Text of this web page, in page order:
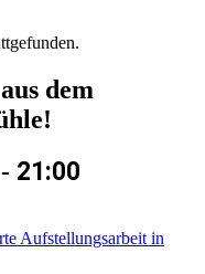
dem
- 21:00
Aufstellungsarbeit in